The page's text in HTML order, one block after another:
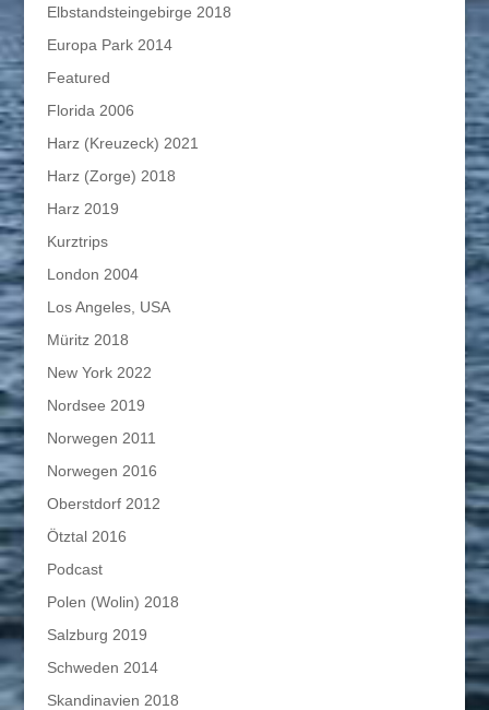
Elbstandsteingebirge 2018
Europa Park 2014
Featured
Florida 2006
Harz (Kreuzeck) 2021
Harz (Zorge) 2018
Harz 2019
Kurztrips
London 2004
Los Angeles, USA
Müritz 2018
New York 2022
Nordsee 2019
Norwegen 2011
Norwegen 2016
Oberstdorf 2012
Ötztal 2016
Podcast
Polen (Wolin) 2018
Salzburg 2019
Schweden 2014
Skandinavien 2018